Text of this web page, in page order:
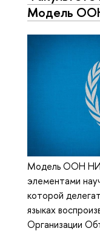
Модель
Модель ООН
элементами
которой
языках
Организации